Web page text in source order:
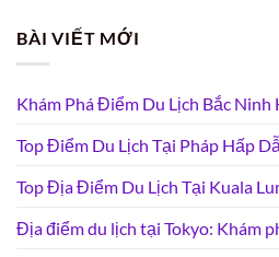
BÀI VIẾT MỚI
Khám Phá Điểm Du Lịch Bắc
Top Điểm Du Lịch Tại Pháp Hấp
Top Địa Điểm Du Lịch Tại Kuala
Địa điểm du lịch tại Tokyo: Khám